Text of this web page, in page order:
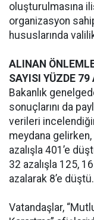
oluşturulmasına
organizasyon
hususlarında
ALINAN
SAYISI YÜZDE 79
Bakanlık
sonuçlarını da
verileri
meydana gelirken,
azalışla 401’e
32 azalışla 125,
azalarak 8’e düştü.
Vatandaşlar,